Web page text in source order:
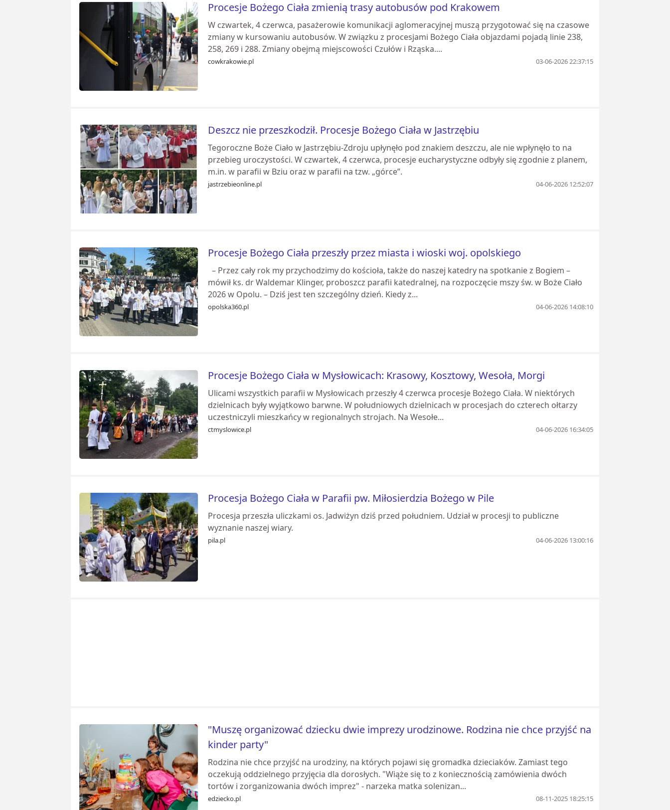
Procesje Bożego Ciała zmienią trasy autobusów pod Krakowem
W czwartek, 4 czerwca, pasażerowie komunikacji aglomeracyjnej muszą przygotować się na czasowe
zmiany w kursowaniu autobusów. W związku z procesjami Bożego Ciała objazdami pojadą linie 238,
258, 269 i 288. Zmiany obejmą miejscowości Czułów i Rząska....
cowkrakowie.pl 03-06-2026 22:37:15
Deszcz nie przeszkodził. Procesje Bożego Ciała w Jastrzębiu
Tegoroczne Boże Ciało w Jastrzębiu-Zdroju upłynęło pod znakiem deszczu, ale nie wpłynęło to na
przebieg uroczystości. W czwartek, 4 czerwca, procesje eucharystyczne odbyły się zgodnie z planem,
m.in. w parafii w Bziu oraz w parafii na tzw. „górce”.
jastrzebieonline.pl 04-06-2026 12:52:07
Procesje Bożego Ciała przeszły przez miasta i wioski woj. opolskiego
– Przez cały rok my przychodzimy do kościoła, także do naszej katedry na spotkanie z Bogiem –
mówił ks. dr Waldemar Klinger, proboszcz parafii katedralnej, na rozpoczęcie mszy św. w Boże Ciało
2026 w Opolu. – Dziś jest ten szczególny dzień. Kiedy z...
opolska360.pl 04-06-2026 14:08:10
Procesje Bożego Ciała w Mysłowicach: Krasowy, Kosztowy, Wesoła, Morgi
Ulicami wszystkich parafii w Mysłowicach przeszły 4 czerwca procesje Bożego Ciała. W niektórych
dzielnicach były wyjątkowo barwne. W południowych dzielnicach w procesjach do czterech ołtarzy
uczestniczyli mieszkańcy w regionalnych strojach. Na Wesołe...
ctmyslowice.pl 04-06-2026 16:34:05
Procesja Bożego Ciała w Parafii pw. Miłosierdzia Bożego w Pile
Procesja przeszła uliczkami os. Jadwiżyn dziś przed południem. Udział w procesji to publiczne
wyznanie naszej wiary.
pila.pl 04-06-2026 13:00:16
"Muszę organizować dziecku dwie imprezy urodzinowe. Rodzina nie chce przyjść na
kinder party"
Rodzina nie chce przyjść na urodziny, na których pojawi się gromadka dzieciaków. Zamiast tego
oczekują oddzielnego przyjęcia dla dorosłych. "Wiąże się to z koniecznością zamówienia dwóch
tortów i zorganizowania dwóch imprez" - narzeka matka solenizan...
edziecko.pl 08-11-2025 18:25:15